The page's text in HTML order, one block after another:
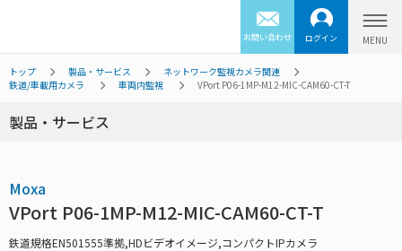
お問い合わせ ログイン
トップ 製品・サービス
ネットワーク監視カメラ関連
鉄道/車載用カメラ
車両内監視 VPort P06-1MP-M12-MIC-CAM60-CT-T
製品・サービス
Moxa
VPort P06-1MP-M12-MIC-CAM60-CT-T
鉄道規格EN501555準拠,HDビデオイメージ,コンパクトIPカメラ